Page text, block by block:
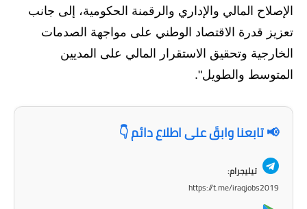
المرحلة الابتدائية
المرحلة المتوسطة
اخبار وقرارات وزارة التعليم
الإصلاح المالي والإداري والرقمنة الحكومية، إلى جانب
تعزيز قدرة الاقتصاد الوطني على مواجهة الصدمات
الخارجية وتحقيق الاستقرار المالي على المديين
المتوسط والطويل".
📢 تابعنا وابقَ على اطلاع دائم 👇
تيليجرام:
https://t.me/iraqjobs2019